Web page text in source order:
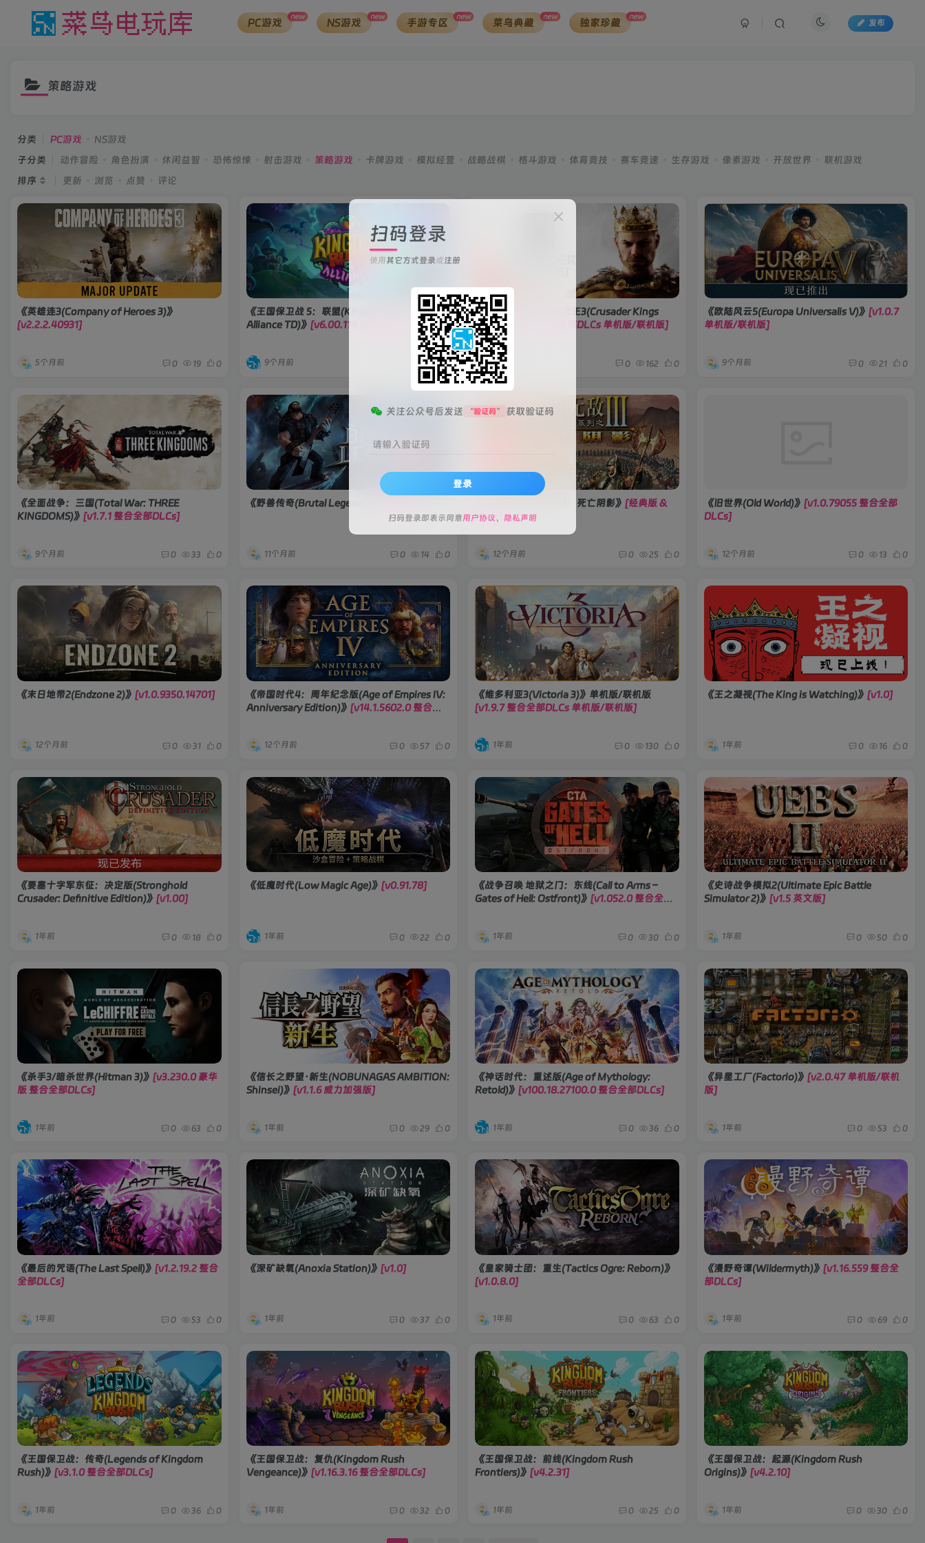
PC游戏 new NS游戏 new 手游专区 new 菜鸟典藏 new 独家珍藏 new
发布
策略游戏
分类 PC游戏
NS游戏
子分类
动作冒险 角色扮演 休闲益智 恐怖惊悚 射击游戏 策略游戏 卡牌游戏 模拟经营 战略战棋 格斗游戏 体育竞技 赛车竞速 生存游戏 像素游戏 开放世界
联机游戏
排序
更新 浏览 点赞 评论
《英雄连3(Company of Heroes 3)》
[v2.2.2.40931]
5个月前 0 19 0
《王国保卫战 5：联盟(Kingdom Rush 5:
Alliance TD)》 [v6.00.114 整合全部DLCs]
9个月前 88 0
《王国风云3/十字军之王3(Crusader Kings
III)》[v1.18.1.1 整合全部DLCs 单机版/联机版]
9个月前 0 162 0
《欧陆风云5(Europa Universalis V)》 [v1.0.7
单机版/联机版]
9个月前 0 21 0
《全面战争：三国(Total War: THREE
KINGDOMS)》 [v1.7.1 整合全部DLCs]
9个月前 0 33 0
《野兽传奇(Brutal Legend)》
11个月前 0 14 0
《魔法门之英雄无敌3：死亡阴影》 [经典版 &
完美版]
12个月前 0 25 0
《旧世界(Old World)》 [v1.0.79055 整合全部
DLCs]
12个月前 0 13 0
《末日地带2(Endzone 2)》 [v1.0.9350.14701]
12个月前 0 31 0
《帝国时代4：周年纪念版(Age of Empires IV:
Anniversary Edition)》 [v14.1.5602.0 整合全
12个月前 0 57 0
《维多利亚3(Victoria 3)》单机版/联机版
[v1.9.7 整合全部DLCs 单机版/联机版]
1年前 0 130 0
《王之凝视(The King is Watching)》 [v1.0]
1年前 0 16 0
《要塞十字军东征：决定版(Stronghold
Crusader: Definitive Edition)》 [v1.00]
1年前 0 18 0
《低魔时代(Low Magic Age)》 [v0.91.78]
1年前 0 22 0
《战争召唤 地狱之门：东线(Call to Arms –
Gates of Hell: Ostfront)》 [v1.052.0 整合全部
1年前 0 30 0
《史诗战争模拟2(Ultimate Epic Battle
Simulator 2)》 [v1.5 英文版]
1年前 0 50 0
《杀手3/暗杀世界(Hitman 3)》 [v3.230.0 豪华
版 整合全部DLCs]
1年前 0 63 0
《信长之野望･新生(NOBUNAGAS AMBITION:
Shinsei)》 [v1.1.6 威力加强版]
1年前 0 29 0
《神话时代：重述版(Age of Mythology:
Retold)》 [v100.18.27100.0 整合全部DLCs]
1年前 0 36 0
《异星工厂(Factorio)》 [v2.0.47 单机版/联机
版]
1年前 0 53 0
《最后的咒语(The Last Spell)》 [v1.2.19.2 整合
全部DLCs]
1年前 0 53 0
《深矿缺氧(Anoxia Station)》 [v1.0]
1年前 0 37 0
《皇家骑士团：重生(Tactics Ogre: Reborn)》
[v1.0.8.0]
1年前 0 63 0
《漫野奇谭(Wildermyth)》 [v1.16.559 整合全
部DLCs]
1年前 0 69 0
《王国保卫战：传奇(Legends of Kingdom
Rush)》 [v3.1.0 整合全部DLCs]
1年前 0 36 0
《王国保卫战：复仇(Kingdom Rush
Vengeance)》 [v1.16.3.16 整合全部DLCs]
1年前 0 32 0
《王国保卫战：前线(Kingdom Rush
Frontiers)》 [v4.2.31]
1年前 0 25 0
《王国保卫战：起源(Kingdom Rush
Origins)》 [v4.2.10]
1年前 0 30 0
扫码登录
使用其它方式登录或注册
关注公众号后发送 “验证码” 获取验证码
请输入验证码
登录
扫码登录即表示同意用户协议、 隐私声明